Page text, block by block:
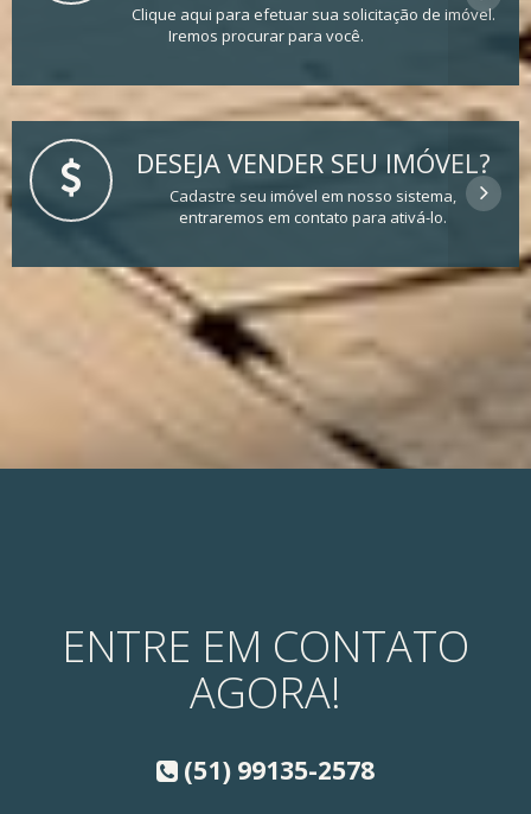
Clique aqui para efetuar sua solicitação de imóvel.
Iremos procurar para você.
DESEJA VENDER SEU IMÓVEL?
Cadastre seu imóvel em nosso sistema,
entraremos em contato para ativá-lo.
ENTRE EM CONTATO
AGORA!
(51) 99135-2578